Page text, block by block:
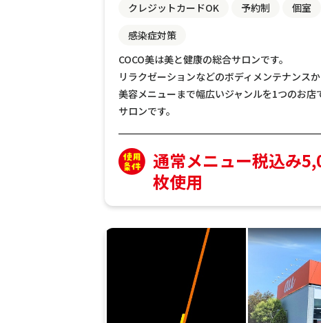
クレジットカードOK 予約制 個室
感染症対策
COCO美は美と健康の総合サロンです。
リラクゼーションなどのボディメンテナンス
美容メニューまで幅広いジャンルを1つのお
サロンです。
通常メニュー税込み
枚使用